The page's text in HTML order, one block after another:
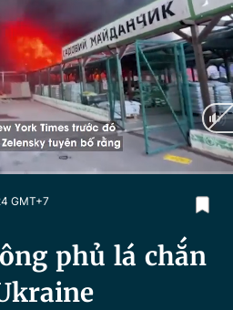
Tin 24h
Magazine
GMT+7
phủ lá chắn